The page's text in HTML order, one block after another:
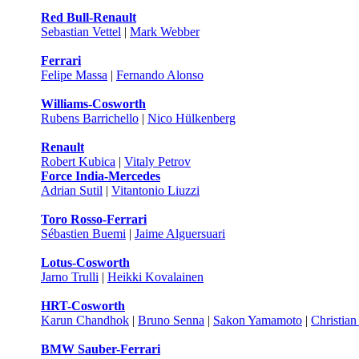
Red Bull-Renault
Sebastian Vettel | Mark Webber
Ferrari
Felipe Massa | Fernando Alonso
Williams-Cosworth
Rubens Barrichello | Nico Hülkenberg
Renault
Robert Kubica | Vitaly Petrov
Force India-Mercedes
Adrian Sutil | Vitantonio Liuzzi
Toro Rosso-Ferrari
Sébastien Buemi | Jaime Alguersuari
Lotus-Cosworth
Jarno Trulli | Heikki Kovalainen
HRT-Cosworth
Karun Chandhok | Bruno Senna | Sakon Yamamoto |
BMW Sauber-Ferrari